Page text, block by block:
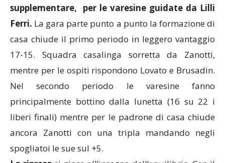
supplementare, per le varesine guidate da Lilli
Ferri. La gara parte punto a punto la formazione di
casa chiude il primo periodo in leggero vantaggio
17-15. Squadra casalinga sorretta da Zanotti,
mentre per le ospiti rispondono Lovato e Brusadin.
Nel secondo periodo le varesine fanno
principalmente bottino dalla lunetta (16 su 22 i
liberi finali) mentre per le padrone di casa chiude
ancora Zanotti con una tripla mandando negli
spogliatoi le sue sul +5.